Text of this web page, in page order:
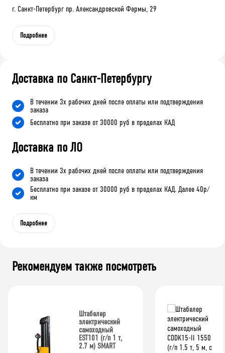
г. Санкт-Петербург пр. Александровской Фермы, 29
Подробнее
Доставка по Санкт-Петербургу
В течении 3х рабочих дней после оплаты или подтверждения
заказа
Бесплатно при заказе от 30000 руб в пределах КАД
Доставка по ЛО
В течении 3х рабочих дней после оплаты или подтверждения
заказа
Бесплатно при заказе от 30000 руб в пределах КАД. Далее 40р/
км
Подробнее
Рекомендуем также посмотреть
Штабелер
электрический
самоходный
EST101 (г/п 1 т,
2.7 м) SMART